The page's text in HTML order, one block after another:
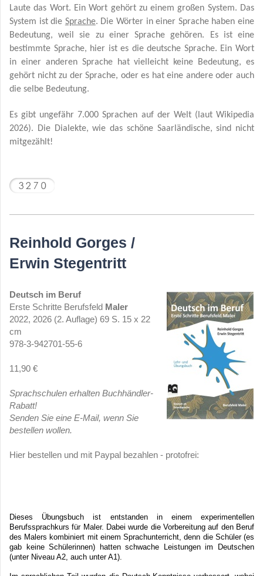
Laute das Wort. Ein Wort gehört zu einem großen System. Das
System ist die Sprache. Die Wörter in einer Sprache haben eine
Bedeutung, weil sie zu einer Sprache gehören. Es ist eine
bestimmte Sprache, hier ist es die deutsche Sprache. Ein Wort
in einer anderen Sprache hat vielleicht keine Bedeutung, es
gehört nicht zu der Sprache, oder es hat eine andere oder auch
die selbe Bedeutung.
Es gibt ungefähr 7.000 Sprachen auf der Welt (laut Wikipedia
2026). Die Dialekte, wie das schöne Saarländische, sind nicht
mitgezählt!
Reinhold Gorges /
Erwin Stegentritt
Deutsch im Beruf
Erste Schritte Berufsfeld Maler
2022, 2026 (2. Auflage) 69 S. 15 x 22
cm
978-3-942701-55-6
11,90 €
Sprachschulen erhalten Buchhändler-
Rabatt!
Senden Sie eine E-Mail, wenn Sie
bestellen wollen.
Hier bestellen und mit Paypal bezahlen - protofrei:
Dieses Übungsbuch ist entstanden in einem experimentellen
Berufssprachkurs für Maler. Dabei wurde die Vorbereitung auf den Beruf
des Malers kombiniert mit einem Sprachunterricht, denn die Schüler (es
gab keine Schülerinnen) hatten schwache Leistungen im Deutschen
(unter Niveau A2, auch unter A1).